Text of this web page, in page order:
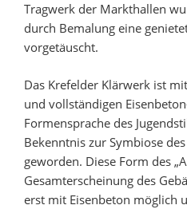
Tragwerk der Markthallen
durch Bemalung eine
vorgetäuscht.
Das Krefelder Klärwerk ist
und vollständigen
Formensprache des
Bekenntnis zur Symbiose
geworden. Diese Form des
Gesamterscheinung des
erst mit Eisenbeton möglich